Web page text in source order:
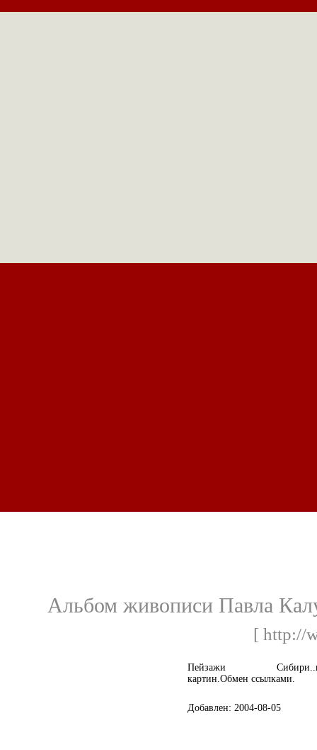
Альбом живописи Павла
[ http://
Пейзажи
картин.Обмен ссылками.
Добавлен: 2004-08-05